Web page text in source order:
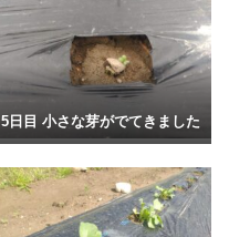
5日目 小さな芽がでてきました